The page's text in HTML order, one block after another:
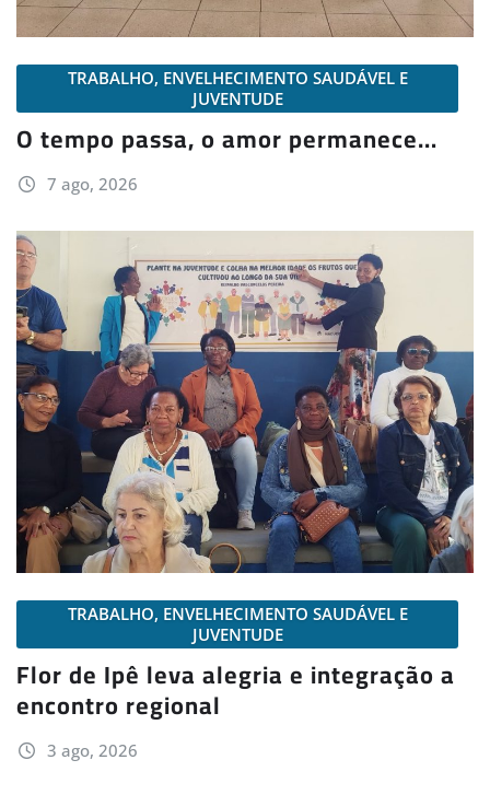
TRABALHO, ENVELHECIMENTO SAUDÁVEL E
JUVENTUDE
O tempo passa, o amor permanece…
7 ago, 2026
TRABALHO, ENVELHECIMENTO SAUDÁVEL E
JUVENTUDE
Flor de Ipê leva alegria e integração a
encontro regional
3 ago, 2026